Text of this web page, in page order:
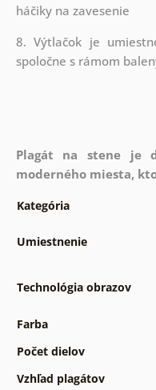
háčiky na zavesenie
8. Výtlačok je
spoločne s rámom
Plagát na stene je
moderného miesta,
Kategória
Umiestnenie
Technológia obrazov
Farba
Počet dielov
Vzhľad plagátov